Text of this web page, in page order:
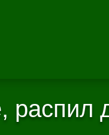
распил